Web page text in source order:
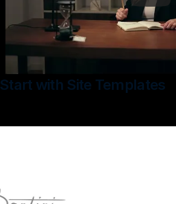
Start with Site Templates